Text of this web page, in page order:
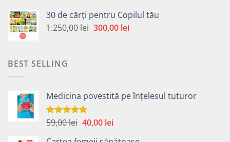
fost:
65,00 lei.
30,00 lei.
30 de cărți pentru Copilul tău
1.250,00lei Prețul
300,00 leiPrețul
BEST SELLING
Medicina povestită pe înțelesul tuturor
Evaluat la
59,00lei Prețul
40,00 leiPrețul